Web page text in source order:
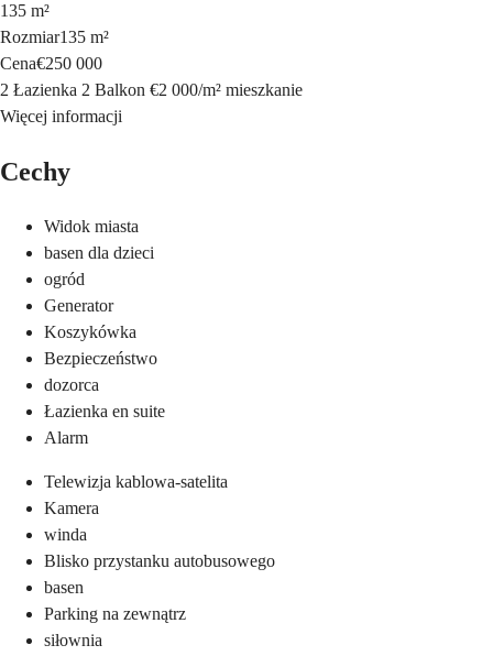
135 m²
Rozmiar135 m²
Cena€250 000
2 Łazienka 2 Balkon €2 000/m² mieszkanie
Więcej informacji
Cechy
Widok miasta
basen dla dzieci
ogród
Generator
Koszykówka
Bezpieczeństwo
dozorca
Łazienka en suite
Alarm
Telewizja kablowa-satelita
Kamera
winda
Blisko przystanku autobusowego
basen
Parking na zewnątrz
siłownia